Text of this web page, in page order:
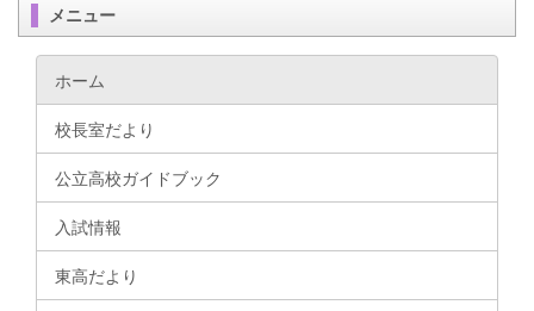
メニュー
ホーム
校長室だより
公立高校ガイドブック
入試情報
東高だより